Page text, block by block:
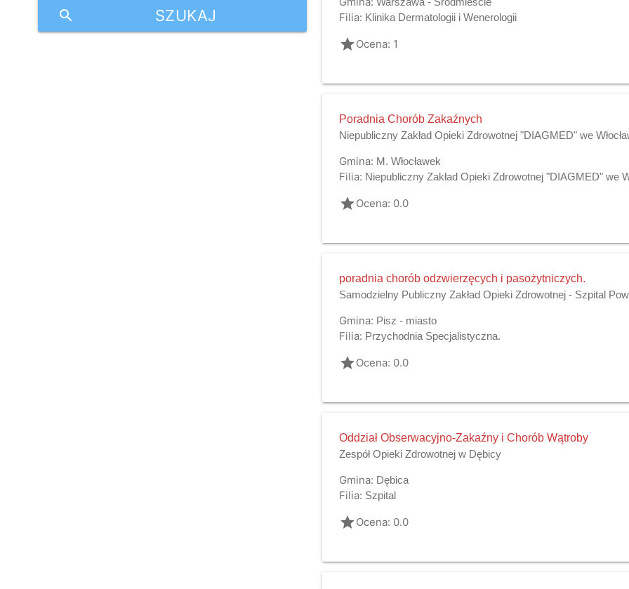
SZUKAJ
search Filia: Klinika Dermatologii i Wenerologii
gradeOcena: 1
Poradnia Chorób Zakaźnych
Niepubliczny Zakład Opieki Zdrowotnej "DIAGMED" we
Gmina: M. Włocławek
Filia: Niepubliczny Zakład Opieki Zdrowotnej "DIAGMED" we
gradeOcena: 0.0
poradnia chorób odzwierzęcych i pasożytniczych.
Samodzielny Publiczny Zakład Opieki Zdrowotnej - Szpital
Gmina: Pisz - miasto
Filia: Przychodnia Specjalistyczna.
gradeOcena: 0.0
Oddział Obserwacyjno-Zakaźny i Chorób Wątroby
Zespół Opieki Zdrowotnej w Dębicy
Gmina: Dębica
Filia: Szpital
gradeOcena: 0.0